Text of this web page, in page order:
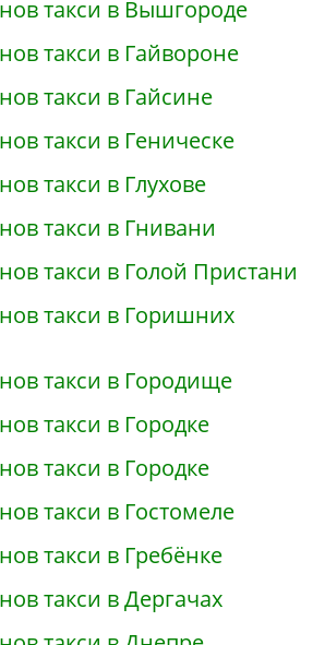
такси в Вышгороде
такси в Гайвороне
такси в Гайсине
такси в Геническе
такси в Глухове
такси в Гнивани
такси в Голой Пристани
такси в Горишних
такси в Городище
такси в Городке
такси в Городке
такси в Гостомеле
такси в Гребёнке
такси в Дергачах